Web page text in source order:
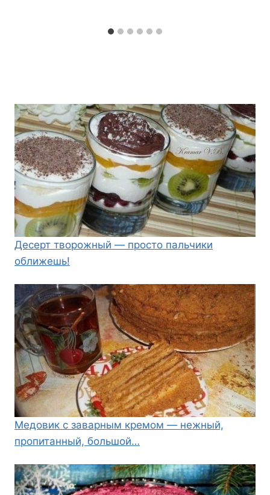
Десерт творожный — просто пальчики
оближешь!
Медовик с заварным кремом — нежный,
пропитанный, большой…